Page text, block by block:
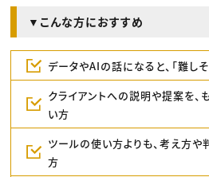
▼こんな方におすすめ
データやAIの話になると、「難し
クライアントへの説明や提案を、
い方
ツールの使い方よりも、考え方
方